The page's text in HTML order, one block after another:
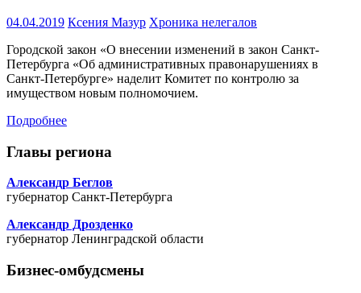
04.04.2019 Ксения Мазур Хроника нелегалов
Городской закон «О внесении изменений в закон Санкт-
Петербурга «Об административных правонарушениях в
Санкт-Петербурге» наделит Комитет по контролю за
имуществом новым полномочием.
Подробнее
Главы региона
Александр Беглов
губернатор Санкт-Петербурга
Александр Дрозденко
губернатор Ленинградской области
Бизнес-омбудсмены